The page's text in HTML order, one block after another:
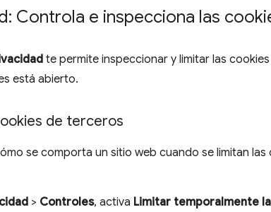
Controla e inspecciona las
te permite inspeccionar y limitar las
está abierto.
de terceros
se comporta un sitio web cuando se limitan
> Controles, activa Limitar temporalmente